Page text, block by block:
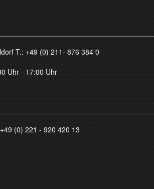
T.: +49 (0) 211- 876 384 0
Uhr - 17:00 Uhr
+49 (0) 221 - 920 420 13